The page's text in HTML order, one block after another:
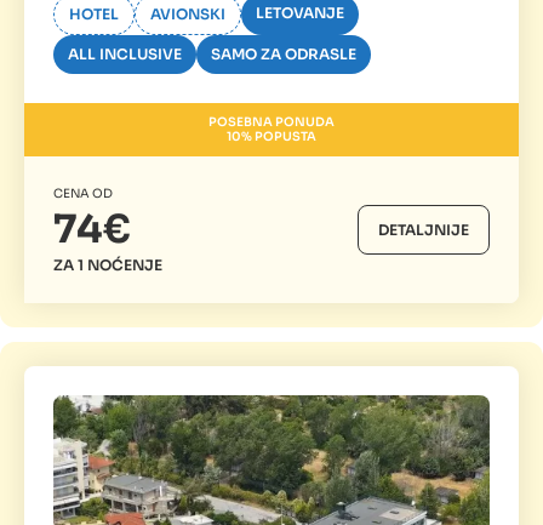
HOTEL AVIONSKI LETOVANJE
ALL INCLUSIVE SAMO ZA ODRASLE
POSEBNA PONUDA
10% POPUSTA
CENA OD
74€
ZA 1 NOĆENJE
DETALJNIJE